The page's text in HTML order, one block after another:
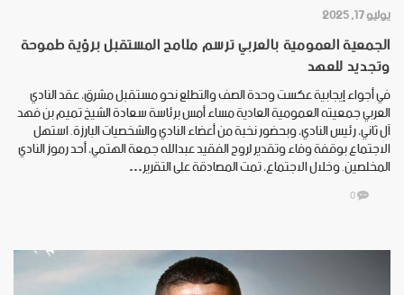
يوليو 17, 2025
الجمعية العمومية بالعربي ترسم ملامح المستقبل برؤية طموحة
وتجديد للعهد
في أجواء إيجابية عكست وحدة الصف والتطلع نحو مستقبل مشرق، عقد النادي
العربي جمعيته العمومية العادية مساء أمس برئاسة سعادة الشيخ تميم بن فهد
آل ثاني، رئيس النادي، وبحضور نخبة من أعضاء النادي والشخصيات البارزة. استهل
الاجتماع بوقفة وفاء وتقدير لروح الفقيد عبدالله جمعة الهتمي، أحد رموز النادي
المخلصين. وخلال الاجتماع، تمت المصادقة على التقرير…
0